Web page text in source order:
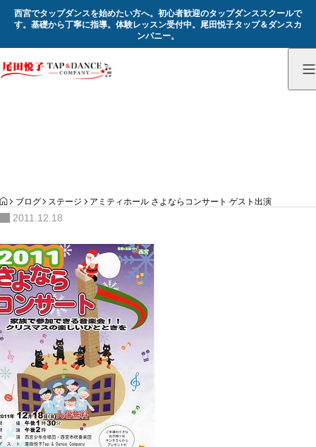
西宮でタップダンスを始めたい方へ。初心者歓迎のタップダンススクールで
す。基礎から丁寧に指導。体験レッスン受付中。尾田悦子タップ＆ダンスカ
ンパニー。
HOME
ブログ ステージ アミティホール さよならコンサート ゲスト出演
2011.12.18